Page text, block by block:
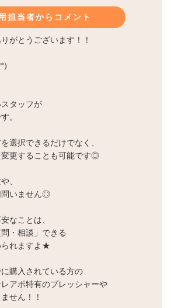
担当者からコメント
がとうございます！！
タッフが
。
選択できるだけでなく、
更することも可能です◎
、
問いません◎
なことは、
・相談」できる
られますよ★
購入されている方の
アポ特有のプレッシャーや
せん！！